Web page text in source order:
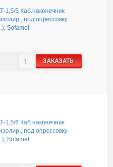
1,5/5 Каб.наконечник
под опрессовку
Sofamel
ЗАКАЗАТЬ
1,5/6 Каб.наконечник
под опрессовку
Sofamel